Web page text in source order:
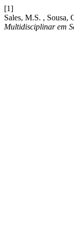
[1]
Sales, M.S. ,
Multidisciplinar em